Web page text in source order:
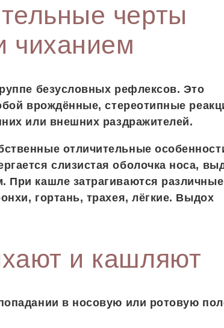
черты
чиханием
безусловных рефлексов. Это
врождённые, стереотипные
или внешних раздражителей.
отличительные
слизистая оболочка носа,
При кашле затрагиваются различные
гортань, трахея, лёгкие. Выдох
и кашляют
в носовую или ротовую